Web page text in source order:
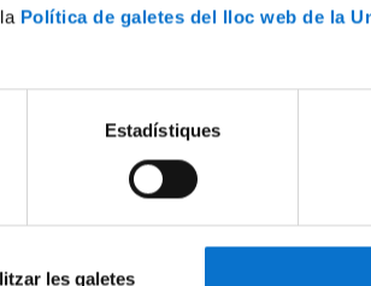
Política de galetes del lloc web de la
Estadístiques
les galetes
or mechanical motion. Many
flocks or bacterial colonies, similar
instance, reconstitutions of cytoskeletal
behind the intricate organization and
capabilities relied deeply on
complexity and self-assembling